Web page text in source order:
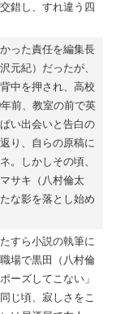
錯し、すれ違う四
った責任を編集長
元紀）だったが、
中を押され、高校
前、教室の前で英
い出会いと告白の
り、自らの原稿に
。しかしその頃、
サキ（八村倫太
な影を落とし始め
すら小説の執筆に
場で黒田（八村倫
ーズしてこない」
じ頃、寂しさをこ